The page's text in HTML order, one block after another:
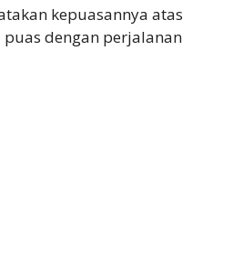
kepuasannya atas
dengan perjalanan